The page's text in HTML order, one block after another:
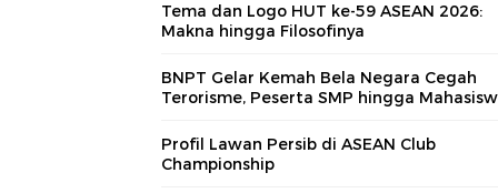
Tema dan Logo HUT ke-59 ASEAN 2026:
Makna hingga Filosofinya
BNPT Gelar Kemah Bela Negara Cegah
Terorisme, Peserta SMP hingga
Profil Lawan Persib di ASEAN Club
Championship